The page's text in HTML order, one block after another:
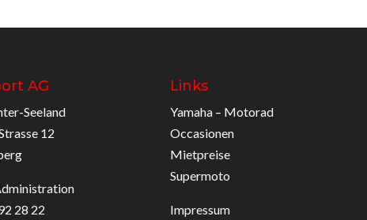
AG
Seeland
12
28 22
Links
Yamaha – Motorad
Occasionen
Mietpreise
Supermoto
Impressum